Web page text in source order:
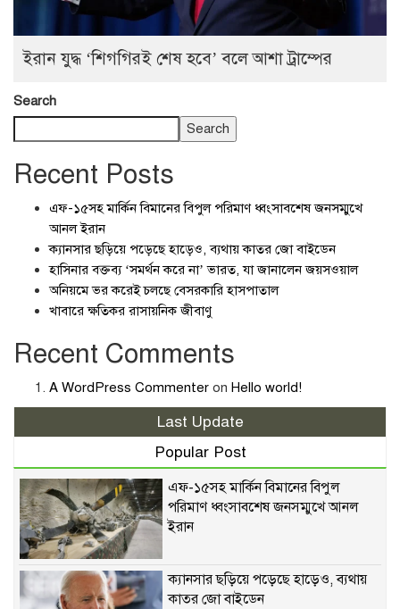
ইরান যুদ্ধ ‘শিগগিরই শেষ হবে’ বলে আশা ট্রাম্পের
Search
Search
Recent Posts
এফ-১৫সহ মার্কিন বিমানের বিপুল পরিমাণ ধ্বংসাবশেষ জনসম্মুখে
আনল ইরান
ক্যানসার ছড়িয়ে পড়েছে হাড়েও, ব্যথায় কাতর জো বাইডেন
হাসিনার বক্তব্য ‘সমর্থন করে না’ ভারত, যা জানালেন জয়সওয়াল
অনিয়মে ভর করেই চলছে বেসরকারি হাসপাতাল
খাবারে ক্ষতিকর রাসায়নিক জীবাণু
Recent Comments
A WordPress Commenter on Hello world!
Last Update
Popular Post
এফ-১৫সহ মার্কিন বিমানের বিপুল
পরিমাণ ধ্বংসাবশেষ জনসম্মুখে আনল
ইরান
ক্যানসার ছড়িয়ে পড়েছে হাড়েও, ব্যথায়
কাতর জো বাইডেন